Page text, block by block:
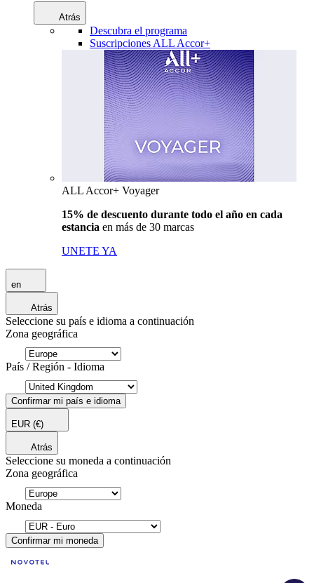
Atrás
Descubra el programa
Suscripciones ALL Accor+
ALL Accor+ Voyager
15% de descuento durante todo el año en cada
estancia en más de 30 marcas
UNETE YA
en
Atrás
Seleccione su país e idioma a continuación
Zona geográfica
País / Región - Idioma
Confirmar mi país e idioma
EUR (€)
Atrás
Seleccione su moneda a continuación
Zona geográfica
Moneda
Confirmar mi moneda